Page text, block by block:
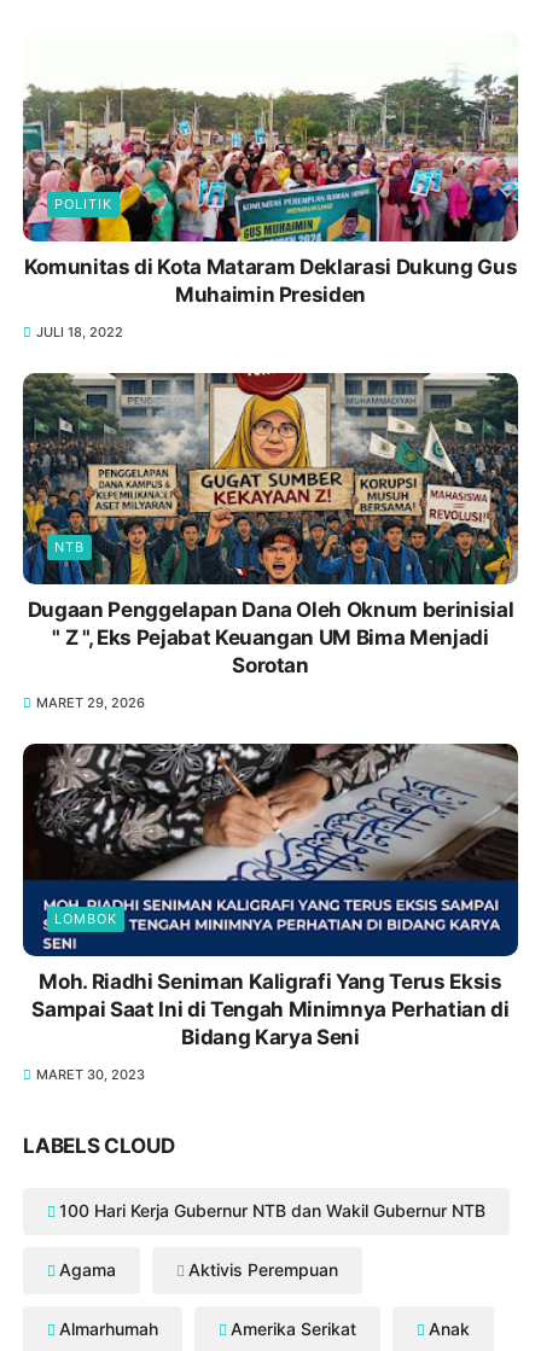
POLITIK
Komunitas di Kota Mataram Deklarasi Dukung Gus
Muhaimin Presiden
JULI 18, 2022
NTB
Dugaan Penggelapan Dana Oleh Oknum berinisial
" Z ", Eks Pejabat Keuangan UM Bima Menjadi
Sorotan
MARET 29, 2026
LOMBOK
Moh. Riadhi Seniman Kaligrafi Yang Terus Eksis
Sampai Saat Ini di Tengah Minimnya Perhatian di
Bidang Karya Seni
MARET 30, 2023
LABELS CLOUD
100 Hari Kerja Gubernur NTB dan Wakil Gubernur NTB
Agama Aktivis Perempuan
Almarhumah Amerika Serikat Anak